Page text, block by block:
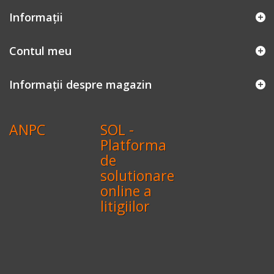
Informaţii
Contul meu
Informații despre magazin
ANPC SOL -
Platforma
de
solutionare
online a
litigiilor